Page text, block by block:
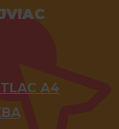
TLAC A4